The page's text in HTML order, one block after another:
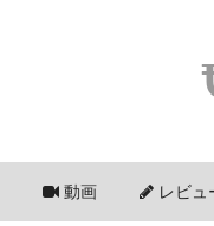
動画 レビュ